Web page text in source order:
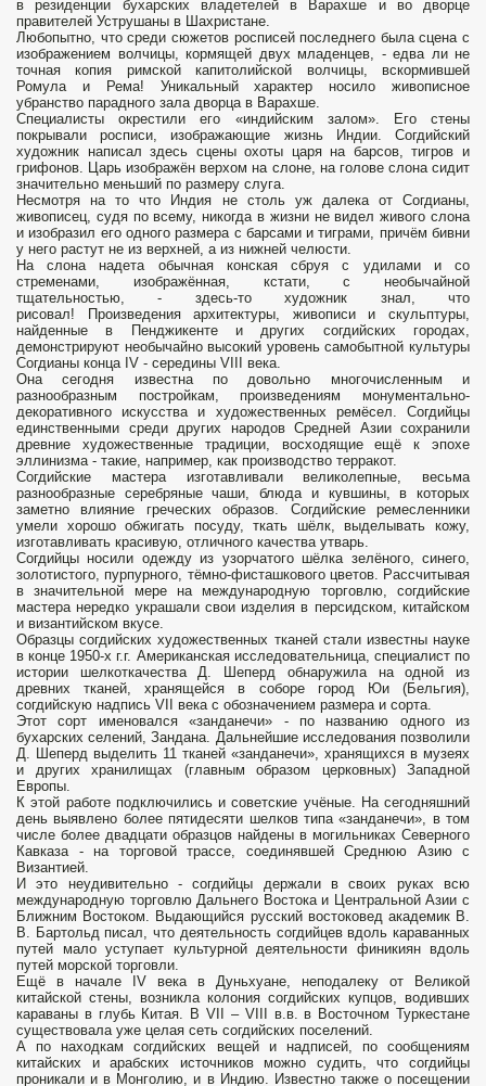
в резиденции бухарских владетелей в Варахше и во дворце
правителей Уструшаны в Шахристане.
Любопытно, что среди сюжетов росписей последнего была сцена с
изображением волчицы, кормящей двух младенцев, - едва ли не
точная копия римской капитолийской волчицы, вскормившей
Ромула и Рема! Уникальный характер носило живописное
убранство парадного зала дворца в Варахше.
Специалисты окрестили его «индийским залом». Его стены
покрывали росписи, изображающие жизнь Индии. Согдийский
художник написал здесь сцены охоты царя на барсов, тигров и
грифонов. Царь изображён верхом на слоне, на голове слона сидит
значительно меньший по размеру слуга.
Несмотря на то что Индия не столь уж далека от Согдианы,
живописец, судя по всему, никогда в жизни не видел живого слона
и изобразил его одного размера с барсами и тиграми, причём бивни
у него растут не из верхней, а из нижней челюсти.
На слона надета обычная конская сбруя с удилами и со
стременами, изображённая, кстати, с необычайной
тщательностью, - здесь-то художник знал, что
рисовал! Произведения архитектуры, живописи и скульптуры,
найденные в Пенджикенте и других согдийских городах,
демонстрируют необычайно высокий уровень самобытной культуры
Согдианы конца IV - середины VIII века.
Она сегодня известна по довольно многочисленным и
разнообразным постройкам, произведениям монументально-
декоративного искусства и художественных ремёсел. Согдийцы
единственными среди других народов Средней Азии сохранили
древние художественные традиции, восходящие ещё к эпохе
эллинизма - такие, например, как производство терракот.
Согдийские мастера изготавливали великолепные, весьма
разнообразные серебряные чаши, блюда и кувшины, в которых
заметно влияние греческих образов. Согдийские ремесленники
умели хорошо обжигать посуду, ткать шёлк, выделывать кожу,
изготавливать красивую, отличного качества утварь.
Согдийцы носили одежду из узорчатого шёлка зелёного, синего,
золотистого, пурпурного, тёмно-фисташкового цветов. Рассчитывая
в значительной мере на международную торговлю, согдийские
мастера нередко украшали свои изделия в персидском, китайском
и византийском вкусе.
Образцы согдийских художественных тканей стали известны науке
в конце 1950-х г.г. Американская исследовательница, специалист по
истории шелкоткачества Д. Шеперд обнаружила на одной из
древних тканей, хранящейся в соборе город Юи (Бельгия),
согдийскую надпись VII века с обозначением размера и сорта.
Этот сорт именовался «занданечи» - по названию одного из
бухарских селений, Зандана. Дальнейшие исследования позволили
Д. Шеперд выделить 11 тканей «занданечи», хранящихся в музеях
и других хранилищах (главным образом церковных) Западной
Европы.
К этой работе подключились и советские учёные. На сегодняшний
день выявлено более пятидесяти шелков типа «занданечи», в том
числе более двадцати образцов найдены в могильниках Северного
Кавказа - на торговой трассе, соединявшей Среднюю Азию с
Византией.
И это неудивительно - согдийцы держали в своих руках всю
международную торговлю Дальнего Востока и Центральной Азии с
Ближним Востоком. Выдающийся русский востоковед академик В.
В. Бартольд писал, что деятельность согдийцев вдоль караванных
путей мало уступает культурной деятельности финикиян вдоль
путей морской торговли.
Ещё в начале IV века в Дуньхуане, неподалеку от Великой
китайской стены, возникла колония согдийских купцов, водивших
караваны в глубь Китая. В VII – VIII в.в. в Восточном Туркестане
существовала уже целая сеть согдийских поселений.
А по находкам согдийских вещей и надписей, по сообщениям
китайских и арабских источников можно судить, что согдийцы
проникали и в Монголию, и в Индию. Известно также о посещении